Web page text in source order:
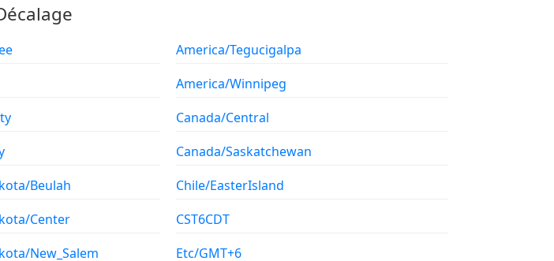
Beulah
Center
New_Salem
America/Tegucigalpa
America/Winnipeg
Canada/Central
Canada/Saskatchewan
Chile/EasterIsland
CST6CDT
Etc/GMT+6